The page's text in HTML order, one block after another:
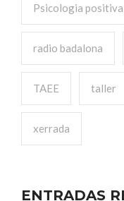
Psicologia positiva
radio badalona
TAEE taller
xerrada
ENTRADAS